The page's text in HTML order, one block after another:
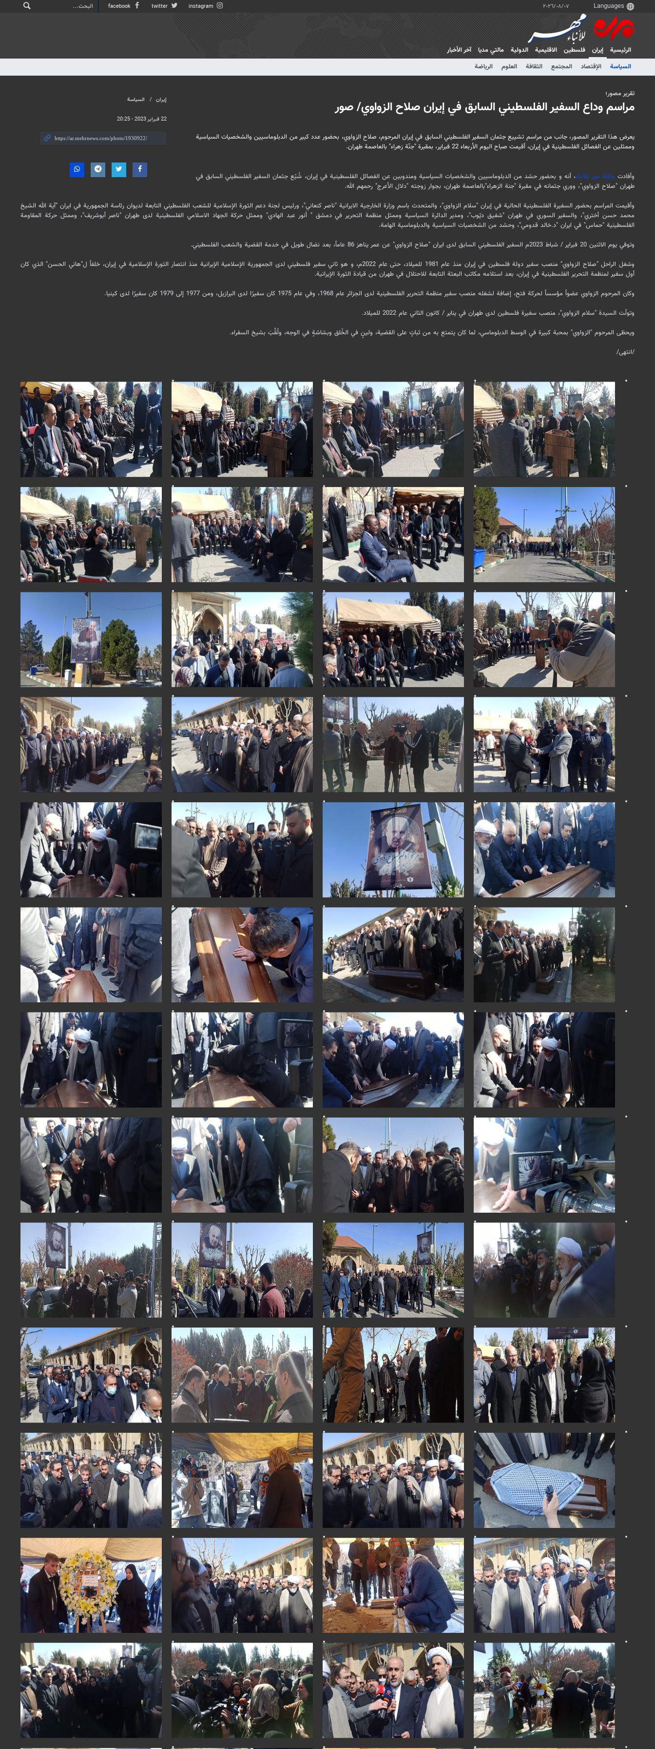
٠٧‏/٠٨‏/٢٠٢٦
الرئيسية
إيران
السياسة
الإقتصاد المجتمع الثقافة العلوم الرياضة
فلسطین الاقلیمیة الدولية مالتي مدیا آخر الأخبار
إيران السياسة
22 فبراير 2023 - 20:25
تقرير مصور؛
مراسم وداع السفير الفلسطيني السابق في إيران صلاح الزواوي/ صور
يعرض هذا التقرير المصور، جانب من مراسم تشييع جثمان السفير الفلسطيني السابق في إيران المرحوم، صلاح الزواوي، بحضور عدد كبير من الدبلوماسيين والشخصيات السياسية
وممثلين عن الفصائل الفلسطينية في إيران، أقيمت صباح اليوم الأربعاء 22 فبراير، بمقبرة "جنّة زهراء" بالعاصمة طهران.
وأفادت وكالة مهر للأنباء، أنه و بحضور حشد من الدبلوماسيين والشخصيات السياسية ومندوبين عن الفصائل الفلسطينية في إیران، شُيّع جثمان السفير الفلسطيني السابق في
طهران "صلاح الزواوي"، ووري جثمانه في مقبرة "جنة الزهراء"بالعاصمة طهران، بجوار زوجته "دلال الأعرج" رحمهم الله.
وأقيمت المراسم بحضور السفيرة الفلسطينية الحالية في إيران "سلام الزواوي"، والمتحدث باسم وزارة الخارجية الايرانية "ناصر كنعاني"، ورئيس لجنة دعم الثورة الإسلامية للشعب الفلسطيني التابعة لديوان رئاسة الجمهورية في ايران "آية الله الشيخ
محمد حسن أختري"، والسفير السوري في طهران "شفيق ديّوب"، ومدير الدائرة السياسية وممثل منظمة التحرير في دمشق " أنور عبد الهادي" وممثل حركة الجهاد الاسلامي الفلسطينية لدى طهران "ناصر أبوشريف"، وممثل حركة المقاومة
الفلسطينية "حماس" في ايران "د.خالد قدومي"، وحشد من الشخصيات السياسية والدبلوماسية الهامة.
وتوفي يوم الاثنین 20 فبرایر / شباط 2023م السفير الفلسطيني السابق لدى ايران "صلاح الزواوي" عن عمر يناهز 86 عاماً، بعد نضال طويل في خدمة القضية والشعب الفلسطيني.
وشغل الراحل "صلاح الزواوي" منصب سفير دولة فلسطين في إيران منذ عام 1981 للميلاد، حتى عام 2022م، و هو ثاني سفير فلسطيني لدى الجمهورية الإسلامية الإيرانية منذ انتصار الثورة الإسلامية في إيران، خلفاً ل"هاني الحسن" الذي كان
أول سفير لمنظمة التحرير الفلسطينية في إيران، بعد استلامه مكاتب البعثة التابعة للاحتلال في طهران من قيادة الثورة الإيرانية.
وكان المرحوم الزواوي عضواً مؤسساً لحركة فتح، إضافة لشغله منصب سفير منظمة التحرير الفلسطينية لدى الجزائر عام 1968، وفي عام 1975 كان سفيرًا لدى البرازيل، ومن 1977 إلى 1979 كان سفيرًا لدى كينيا.
وتولّت السيدة "سلام الزواوي"، منصب سفيرة فلسطين لدى طهران في يناير / كانون الثاني عام 2022 للميلاد.
ويحظى المرحوم "الزواوي" بمحبة كبيرة في الوسط الدبلوماسي، لما كان يتمتع به من ثباتٍ على القضية، ولينٍ في الخُلق وبشاشةٍ في الوجه، ولُقِّبَ بشيخ السفراء.
/انتهى/